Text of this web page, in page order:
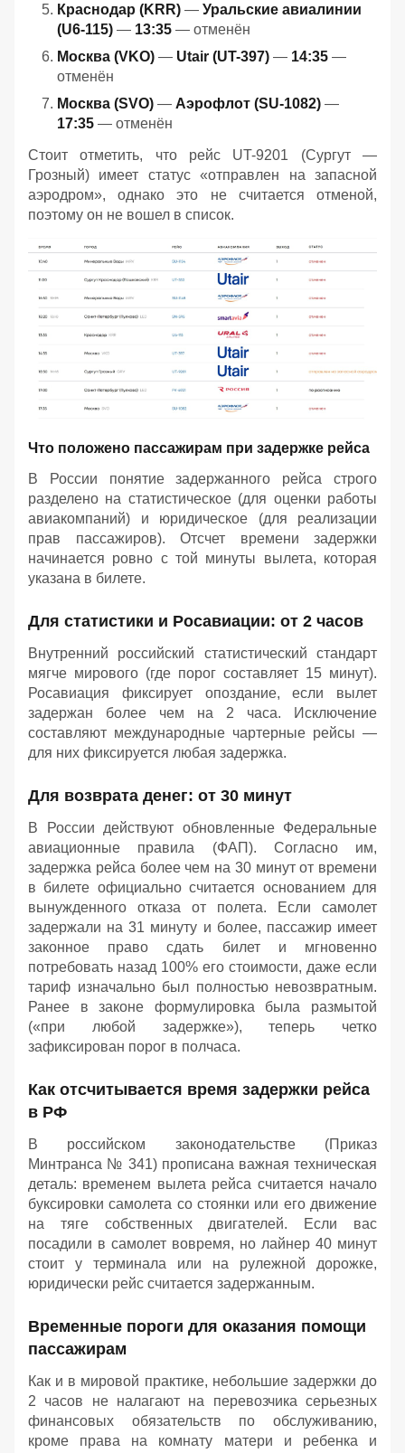
Краснодар (KRR) — Уральские авиалинии
(U6-115) — 13:35 — отменён
Москва (VKO) — Utair (UT-397) — 14:35 —
отменён
Москва (SVO) — Аэрофлот (SU-1082) —
17:35 — отменён
Стоит отметить, что рейс UT-9201 (Сургут —
Грозный) имеет статус «отправлен на запасной
аэродром», однако это не считается отменой,
поэтому он не вошел в список.
Что положено пассажирам при задержке рейса
В России понятие задержанного рейса строго
разделено на статистическое (для оценки работы
авиакомпаний) и юридическое (для реализации
прав пассажиров). Отсчет времени задержки
начинается ровно с той минуты вылета, которая
указана в билете.
Для статистики и Росавиации: от 2 часов
Внутренний российский статистический стандарт
мягче мирового (где порог составляет 15 минут).
Росавиация фиксирует опоздание, если вылет
задержан более чем на 2 часа. Исключение
составляют международные чартерные рейсы —
для них фиксируется любая задержка.
Для возврата денег: от 30 минут
В России действуют обновленные Федеральные
авиационные правила (ФАП). Согласно им,
задержка рейса более чем на 30 минут от времени
в билете официально считается основанием для
вынужденного отказа от полета. Если самолет
задержали на 31 минуту и более, пассажир имеет
законное право сдать билет и мгновенно
потребовать назад 100% его стоимости, даже если
тариф изначально был полностью невозвратным.
Ранее в законе формулировка была размытой
(«при любой задержке»), теперь четко
зафиксирован порог в полчаса.
Как отсчитывается время задержки рейса
в РФ
В российском законодательстве (Приказ
Минтранса № 341) прописана важная техническая
деталь: временем вылета рейса считается начало
буксировки самолета со стоянки или его движение
на тяге собственных двигателей. Если вас
посадили в самолет вовремя, но лайнер 40 минут
стоит у терминала или на рулежной дорожке,
юридически рейс считается задержанным.
Временные пороги для оказания помощи
пассажирам
Как и в мировой практике, небольшие задержки до
2 часов не налагают на перевозчика серьезных
финансовых обязательств по обслуживанию,
кроме права на комнату матери и ребенка и